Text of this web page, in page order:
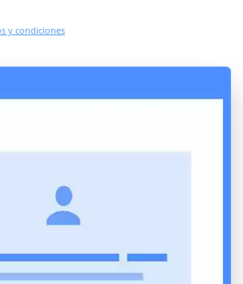
y condiciones